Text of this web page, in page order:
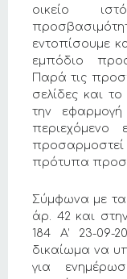
οικείο
εντοπίσουμε
εμπόδιο
Παρά τις
σελίδες και
την
περιεχόμενο
πρότυπα
Σύμφωνα με τα
άρ. 42 και
184 Α’ 23-09-
δικαίωμα να
για